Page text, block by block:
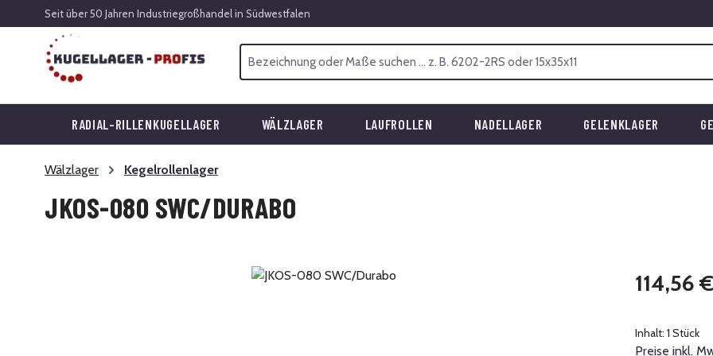
Hauptinhalt springen
Zur Suche springen
Zur Hauptnavigation springen
Seit über 50 Jahren Industriegroßhandel in Südwestfalen
RADIAL-RILLENKUGELLAGER WÄLZLAGER LAUFROLLEN NADELLAGER GELENKLAGER
Wälzlager Kegelrollenlager
JKOS-080 SWC/DURABO
Regulärer Preis:
114,56 €
Inhalt: 1 Stück
Preise inkl.